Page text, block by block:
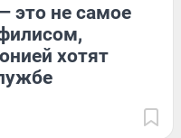
это не самое
хотят